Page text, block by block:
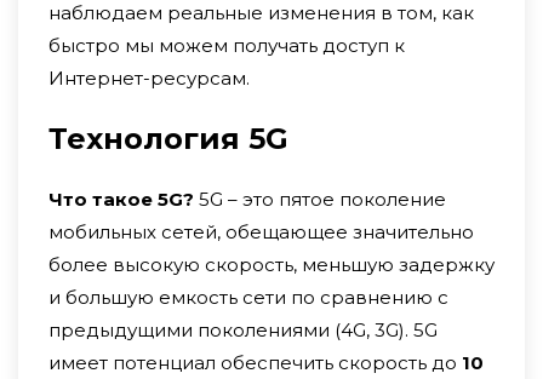
наблюдаем реальные изменения в том, как
быстро мы можем получать доступ к
Интернет-ресурсам.
Технология 5G
Что такое 5G? 5G – это пятое поколение
мобильных сетей, обещающее значительно
более высокую скорость, меньшую задержку
и большую емкость сети по сравнению с
предыдущими поколениями (4G, 3G). 5G
имеет потенциал обеспечить скорость до 10